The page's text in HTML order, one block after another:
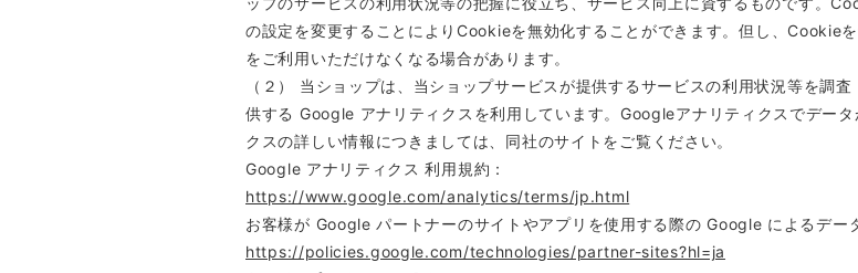
の設定を変更することによりCookieを無効化することができます。但し、Cookie
をご利用いただけなくなる場合があります。
（２） 当ショップは、当ショップサービスが提供するサービスの利用状況等を調
供する Google アナリティクスを利用しています。Googleアナリティクスでデー
クスの詳しい情報につきましては、同社のサイトをご覧ください。
Google アナリティクス 利用規約：
https://www.google.com/analytics/terms/jp.html
お客様が Google パートナーのサイトやアプリを使用する際の Google によるデー
https://policies.google.com/technologies/partner-sites?hl=ja